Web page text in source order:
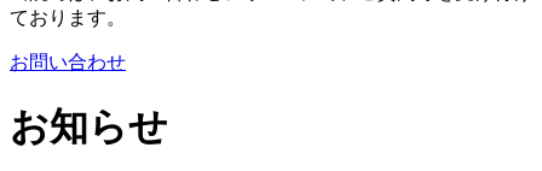
ております。
お問い合わせ
お知らせ